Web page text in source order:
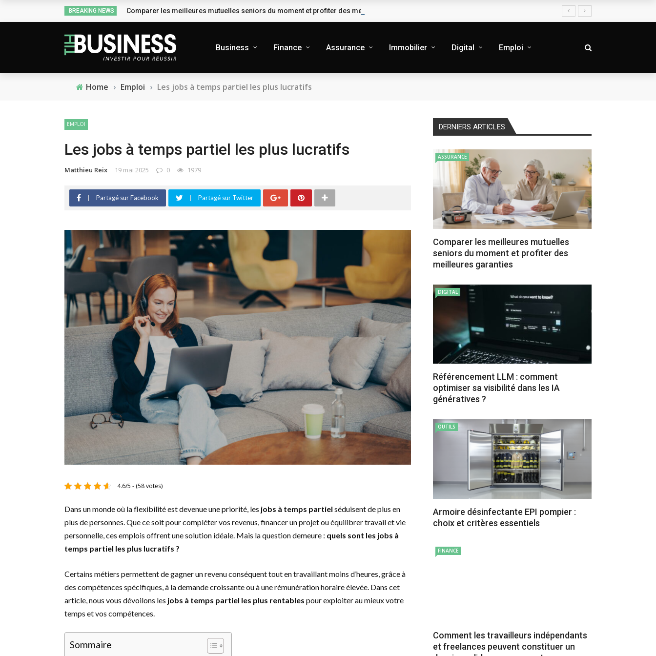
BREAKING NEWS Comparer les meilleures mutuelles seniors du moment et profiter des meilleures garanties
Business Finance Assurance Immobilier Digital Emploi
Home › Emploi › Les jobs à temps partiel les plus lucratifs
EMPLOI
Les jobs à temps partiel les plus lucratifs
Matthieu Reix 19 mai 2025 0 1979
Partagé sur Facebook Partagé sur Twitter
4.6/5 - (58 votes)
Dans un monde où la flexibilité est devenue une priorité, les jobs à temps partiel séduisent de plus en
plus de personnes. Que ce soit pour compléter vos revenus, financer un projet ou équilibrer travail et vie
personnelle, ces emplois offrent une solution idéale. Mais la question demeure : quels sont les jobs à
temps partiel les plus lucratifs ?
Certains métiers permettent de gagner un revenu conséquent tout en travaillant moins d’heures, grâce à
des compétences spécifiques, à la demande croissante ou à une rémunération horaire élevée. Dans cet
article, nous vous dévoilons les jobs à temps partiel les plus rentables pour exploiter au mieux votre
temps et vos compétences.
Sommaire
DERNIERS ARTICLES
ASSURANCE
Comparer les meilleures mutuelles
seniors du moment et profiter des
meilleures garanties
DIGITAL
Référencement LLM : comment
optimiser sa visibilité dans les IA
génératives ?
OUTILS
Armoire désinfectante EPI pompier :
choix et critères essentiels
FINANCE
Comment les travailleurs indépendants
et freelances peuvent constituer un